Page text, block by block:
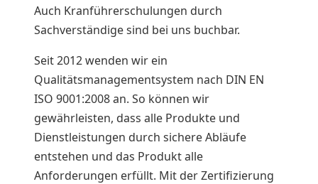
Auch Kranführerschulungen durch
Sachverständige sind bei uns buchbar.
Seit 2012 wenden wir ein
Qualitätsmanagementsystem nach DIN EN
ISO 9001:2008 an. So können wir
gewährleisten, dass alle Produkte und
Dienstleistungen durch sichere Abläufe
entstehen und das Produkt alle
Anforderungen erfüllt. Mit der Zertifizierung